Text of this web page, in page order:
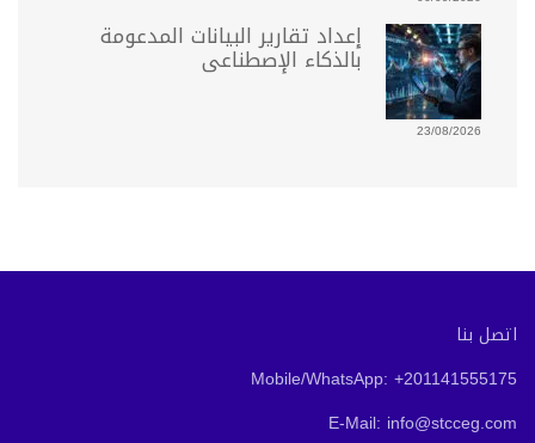
إعداد تقارير البيانات المدعومة
بالذكاء الإصطناعى
23/08/2026
اتصل بنا
Mobile/WhatsApp: +201141555175
E-Mail: info@stcceg.com